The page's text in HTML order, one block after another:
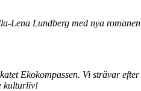
Lena Lundberg med nya
Ekokompassen. Vi strävar
kulturliv!